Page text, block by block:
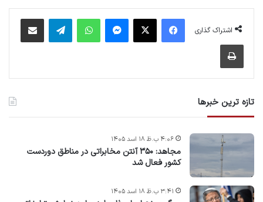
اشتراک گذاری
فیس بوک پیام رسان واتس آپ
تازه ترین خبرها
مجاهد: ۳۵۰ آنتن مخابراتی در مناطق دوردست
کشور فعال شد
۴:۰۶ ب.ظ ۱۸ اسد ۱۴۰۵
۳:۴۱ ب.ظ ۱۸ اسد ۱۴۰۵